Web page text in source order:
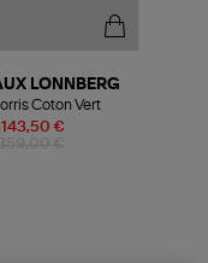
143,50 €
LONNBERG
Coton Vert